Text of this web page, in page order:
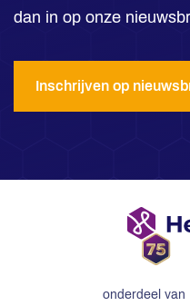
dan in op onze
Inschrijven op
onderdeel van